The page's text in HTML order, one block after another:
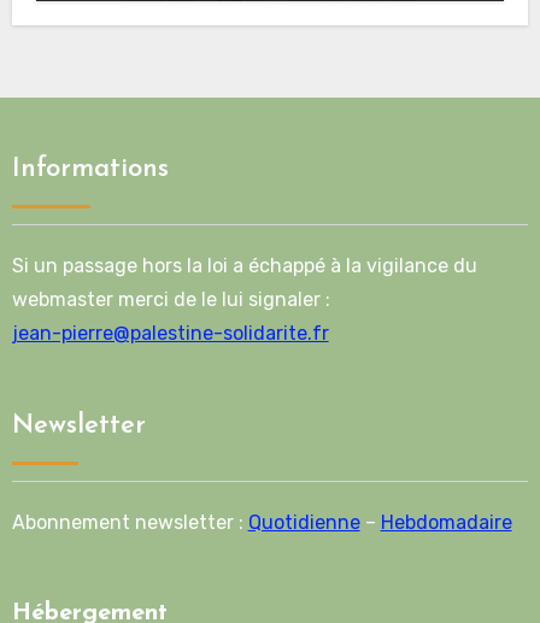
Informations
Si un passage hors la loi a échappé à la vigilance du
webmaster merci de le lui signaler :
jean-pierre@palestine-solidarite.fr
Newsletter
Abonnement newsletter : Quotidienne– Hebdomadaire
Hébergement